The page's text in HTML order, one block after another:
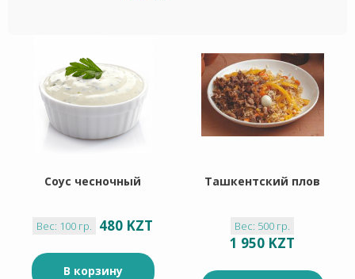
Соус чесночный
Вес: 100 гр. 480 KZT
В корзину
Ташкентский плов
Вес: 500 гр.
1 950 KZT